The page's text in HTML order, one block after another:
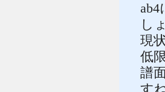
し
現
低
譜
す